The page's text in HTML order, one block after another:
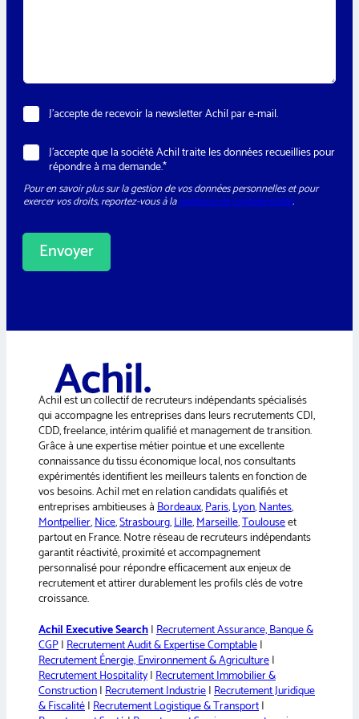
N
e
w
s
e
t
t
r
J’accepte de recevoir la newsletter Achil par e-mail.
N
e
s
l
e
t
r
*
é
R
G
D
*
J’accepte que la société Achil traite les données recueillies pour
répondre à ma demande.*
Pour en savoir plus sur la gestion de vos données personnelles et pour
exercer vos droits, reportez-vous à lapolitique de confidentialité.
Envoyer
e
Achil est un collectif de recruteurs indépendants spécialisés
qui accompagne les entreprises dans leurs recrutements CDI,
CDD, freelance, intérim qualifié et management de transition.
Grâce à une expertise métier pointue et une excellente
connaissance du tissu économique local, nos consultants
expérimentés identifient les meilleurs talents en fonction de
vos besoins. Achil met en relation candidats qualifiés et
entreprises ambitieuses àBordeaux,Paris,Lyon,Nantes,
Montpellier,Nice,Strasbourg,Lille,Marseille,Toulouseet
partout en France. Notre réseau de recruteurs indépendants
garantit réactivité, proximité et accompagnement
personnalisé pour répondre efficacement aux enjeux de
recrutement et attirer durablement les profils clés de votre
croissance.
Achil Executive Search|Recrutement Assurance, Banque &
CGP|Recrutement Audit & Expertise Comptable|
Recrutement Énergie, Environnement & Agriculture|
Recrutement Hospitality|Recrutement Immobilier &
Construction|Recrutement Industrie|Recrutement Juridique
& Fiscalité|Recrutement Logistique & Transport|